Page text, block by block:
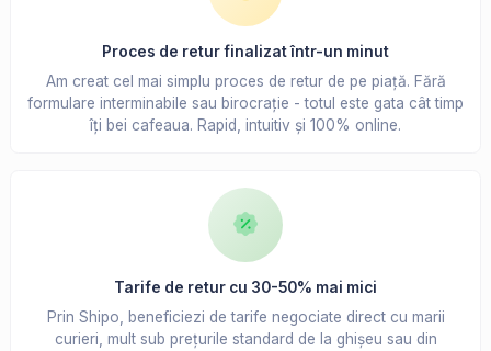
Proces de retur finalizat într-un minut
Am creat cel mai simplu proces de retur de pe piață. Fără
formulare interminabile sau birocrație - totul este gata cât timp
îți bei cafeaua. Rapid, intuitiv și 100% online.
Tarife de retur cu 30-50% mai mici
Prin Shipo, beneficiezi de tarife negociate direct cu marii
curieri, mult sub prețurile standard de la ghișeu sau din